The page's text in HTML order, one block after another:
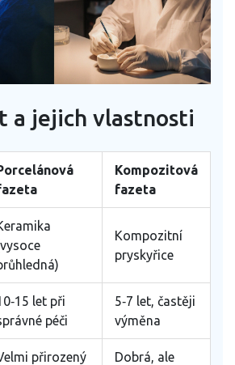
a jejich vlastnosti
Kompozitová
fazeta
Kompozitní
pryskyřice
let při
péči
5‑7 let, častěji
výměna
přirozený
Dobrá, ale